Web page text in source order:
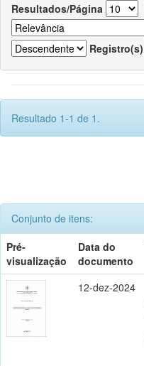
Resultados/Página
Registro(s)
Resultado 1-1 de 1.
Conjunto de itens:
Pré-
visualização
Data do
documento
12-dez-2024